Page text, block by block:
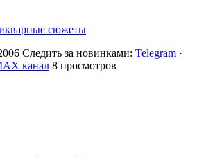
сюжеты
Следить за новинками: Telegram ·
канал 8 просмотров